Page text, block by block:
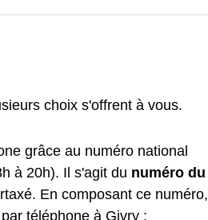
choix s'offrent à vous.
grâce au numéro national
à 20h). Il s'agit du numéro du
En composant ce numéro,
téléphone à Givry :